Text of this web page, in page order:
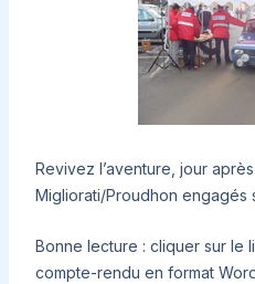
Revivez l’aventure, jour
Migliorati/Proudhon engagés
Bonne lecture : cliquer sur le
compte-rendu en format